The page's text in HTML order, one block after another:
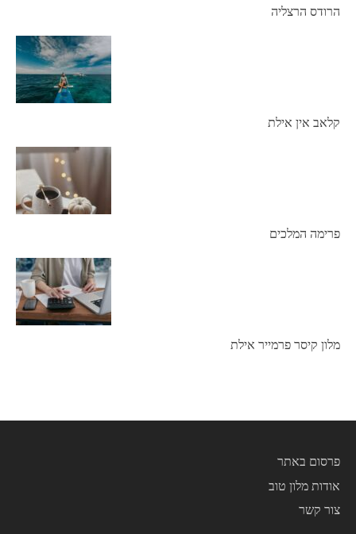
הרודס הרצליה
קלאב אין אילת
פרימה המלכים
מלון קיסר פרמייר אילת
פרסום באתר
אודות מלון טוב
צור קשר